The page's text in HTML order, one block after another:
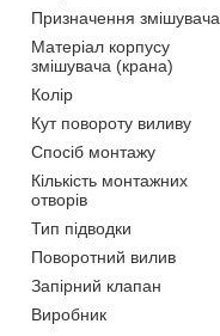
Призначення змішувача
Матеріал корпусу
змішувача (крана)
Колір
Кут повороту виливу
Спосіб монтажу
Кількість монтажних
отворів
Тип підводки
Поворотний вилив
Запірний клапан
Виробник